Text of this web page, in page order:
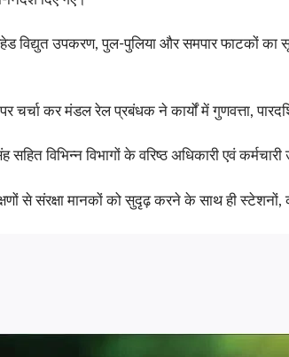
विद्युत उपकरण, पुल-पुलिया और समपार फाटकों का
चर्चा कर मंडल रेल प्रबंधक ने कार्यों में गुणवत्ता,
विभिन्न विभागों के वरिष्ठ अधिकारी एवं
से संरक्षा मानकों को सुदृढ़ करने के साथ ही